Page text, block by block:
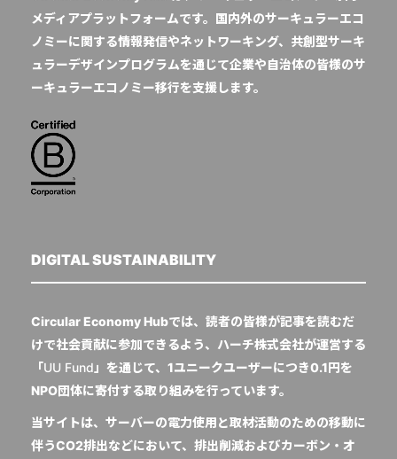
メディアプラットフォームです。国内外のサーキュラーエコ
ノミーに関する情報発信やネットワーキング、共創型サーキ
ュラーデザインプログラムを通じて企業や自治体の皆様のサ
ーキュラーエコノミー移行を支援します。
DIGITAL SUSTAINABILITY
Circular Economy Hubでは、読者の皆様が記事を読むだ
けで社会貢献に参加できるよう、ハーチ株式会社が運営する
「UU Fund 」を通じて、1ユニークユーザーにつき0.1円を
NPO団体に寄付する取り組みを行っています。
当サイトは、サーバーの電力使用と取材活動のための移動に
伴うCO2排出などにおいて、排出削減およびカーボン・オ